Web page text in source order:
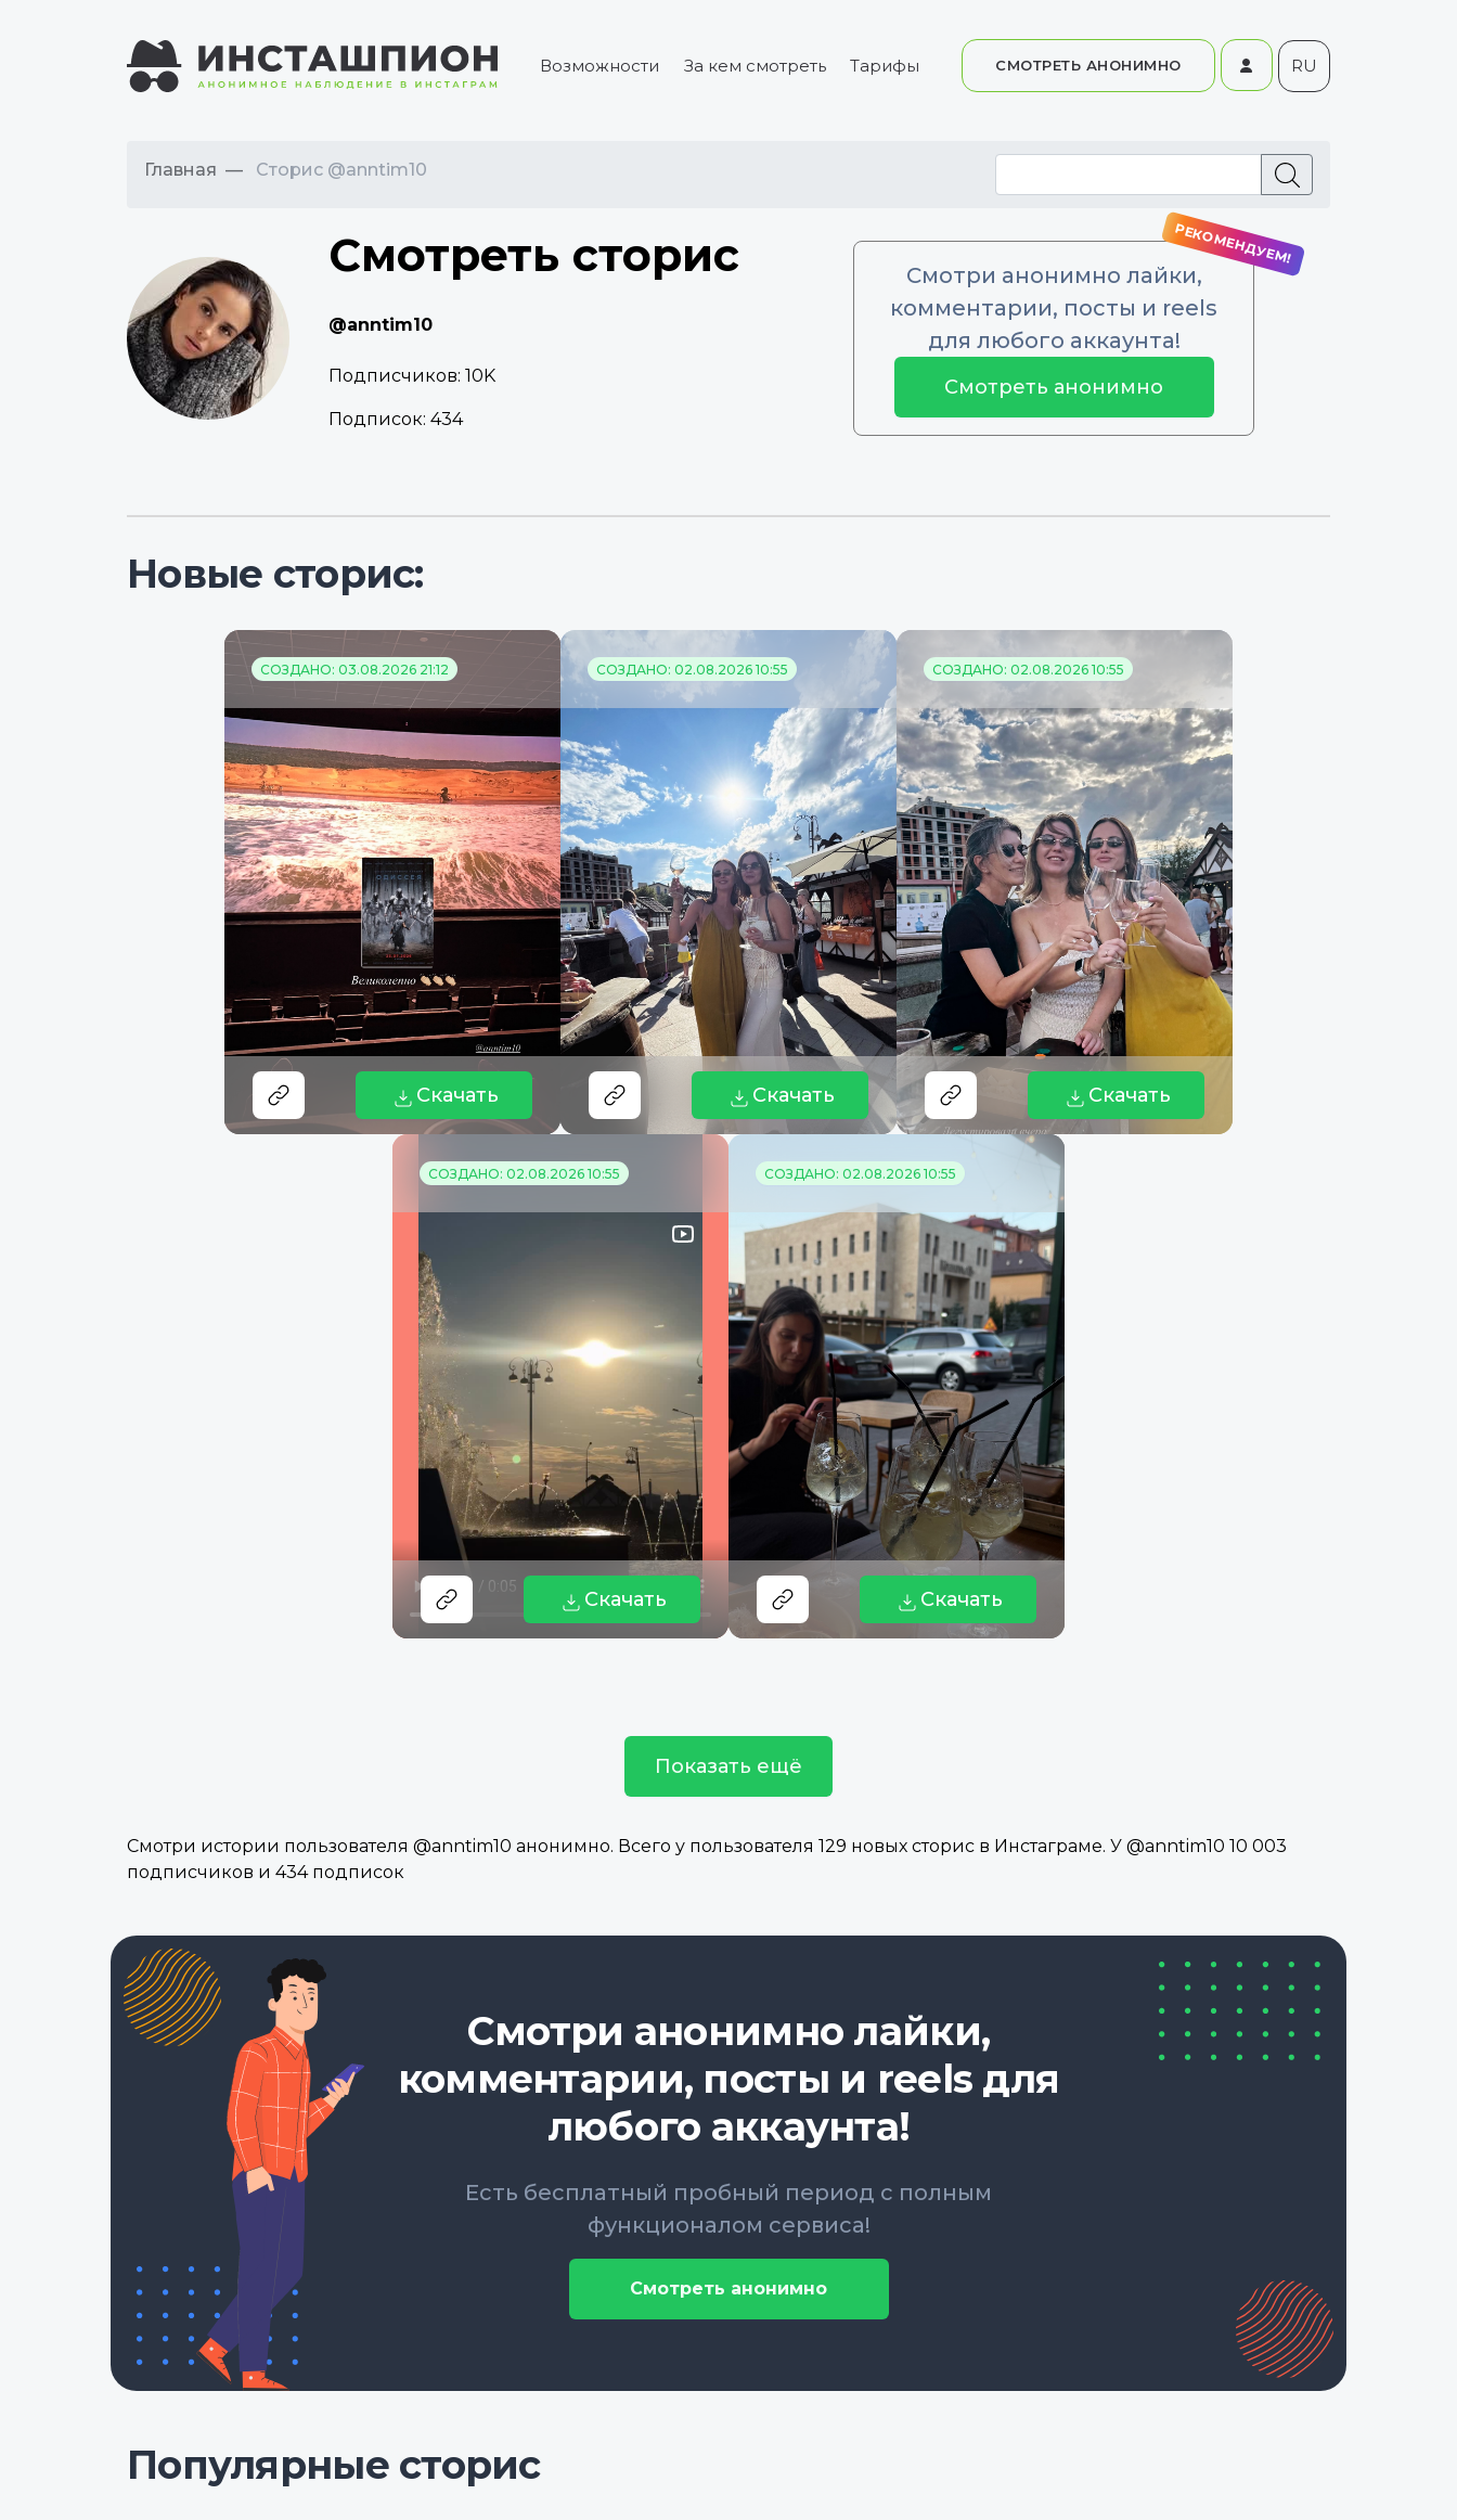
Возможности За кем смотреть Тарифы СМОТРЕТЬ АНОНИМНО RU
Главная Сторис @anntim10
Смотреть сторис
@anntim10
Подписчиков: 10K
Подписок: 434
Смотри анонимно лайки,
комментарии, посты и reels
для любого аккаунта!
Смотреть анонимно
Новые сторис:
СОЗДАНО: 03.08.2026 21:12
Скачать
СОЗДАНО: 02.08.2026 10:55
Скачать
СОЗДАНО: 02.08.2026 10:55
Скачать
СОЗДАНО: 02.08.2026 10:55
Скачать
СОЗДАНО: 02.08.2026 10:55
Скачать
Показать ещё
Смотри истории пользователя @anntim10 анонимно. Всего у пользователя 129 новых сторис в Инстаграме. У @anntim10 10 003
подписчиков и 434 подписок
Смотри анонимно лайки,
комментарии, посты и reels для
любого аккаунта!
Есть бесплатный пробный период с полным
функционалом сервиса!
Смотреть анонимно
Популярные сторис